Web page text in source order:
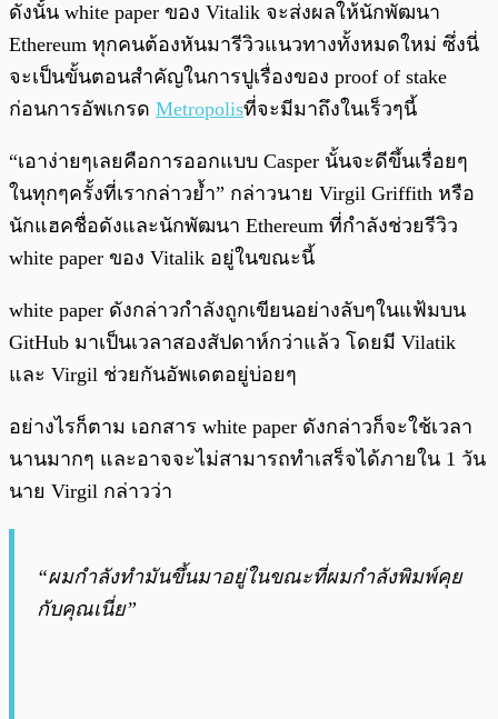
ดังนั้น white paper ของ Vitalik จะส่งผลให้นักพัฒนา
Ethereum ทุกคนต้องหันมารีวิวแนวทางทั้งหมดใหม่ ซึ่งนี่
จะเป็นขั้นตอนสำคัญในการปูเรื่องของ proof of stake
ก่อนการอัพเกรด Metropolisที่จะมีมาถึงในเร็วๆนี้
“เอาง่ายๆเลยคือการออกแบบ Casper นั้นจะดีขึ้นเรื่อยๆ
ในทุกๆครั้งที่เรากล่าวย้ำ” กล่าวนาย Virgil Griffith หรือ
นักแฮคชื่อดังและนักพัฒนา Ethereum ที่กำลังช่วยรีวิว
white paper ของ Vitalik อยู่ในขณะนี้
white paper ดังกล่าวกำลังถูกเขียนอย่างลับๆในแฟ้มบน
GitHub มาเป็นเวลาสองสัปดาห์กว่าแล้ว โดยมี Vilatik
และ Virgil ช่วยกันอัพเดตอยู่บ่อยๆ
อย่างไรก็ตาม เอกสาร white paper ดังกล่าวก็จะใช้เวลา
นานมากๆ และอาจจะไม่สามารถทำเสร็จได้ภายใน 1 วัน
นาย Virgil กล่าวว่า
“ผมกำลังทำมันขึ้นมาอยู่ในขณะที่ผมกำลังพิมพ์คุย
กับคุณเนี่ย”